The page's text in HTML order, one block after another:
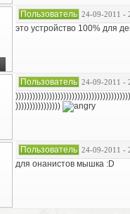
Пользователь 24-09-2011 -
это устройство 100% для
Пользователь 24-09-2011 -
))))))))))))))))
Пользователь 24-09-2011 -
для онанистов мышка :D